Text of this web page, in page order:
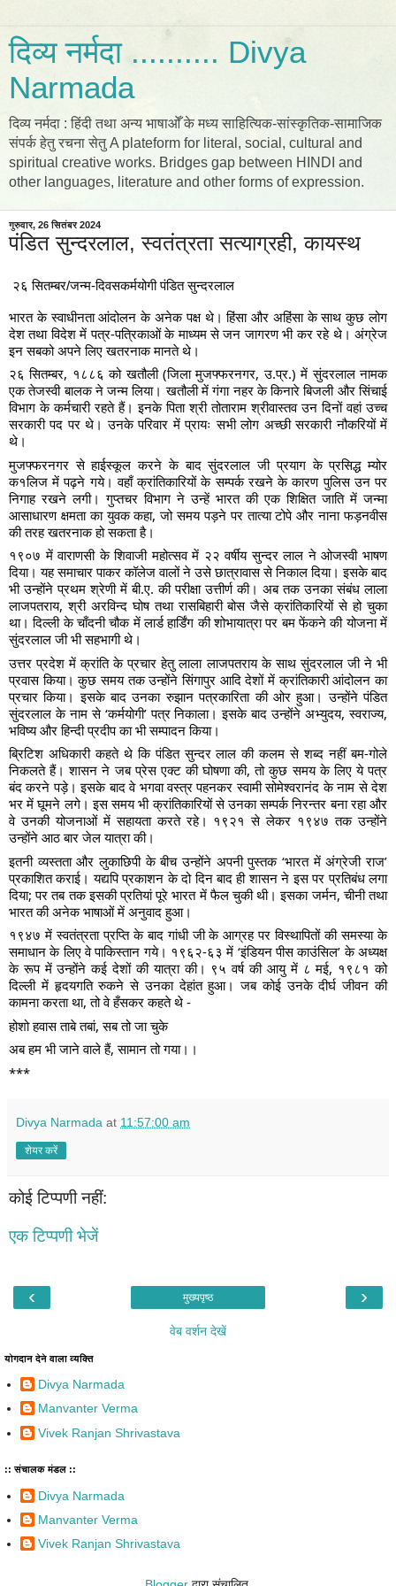
दिव्य नर्मदा .......... Divya
Narmada
दिव्य नर्मदा : हिंदी तथा अन्य भाषाओँ के मध्य साहित्यिक-सांस्कृतिक-सामाजिक
संपर्क हेतु रचना सेतु A plateform for literal, social, cultural and
spiritual creative works. Bridges gap between HINDI and
other languages, literature and other forms of expression.
गुरुवार, 26 सितंबर 2024
पंडित सुन्दरलाल, स्वतंत्रता सत्याग्रही, कायस्थ
२६ सितम्बर/जन्म-दिवसकर्मयोगी पंडित सुन्दरलाल
भारत के स्वाधीनता आंदोलन के अनेक पक्ष थे। हिंसा और अहिंसा के साथ कुछ लोग
देश तथा विदेश में पत्र-पत्रिकाओं के माध्यम से जन जागरण भी कर रहे थे। अंग्रेज
इन सबको अपने लिए खतरनाक मानते थे।
२६ सितम्बर, १८८६ को खतौली (जिला मुजफ्फरनगर, उ.प्र.) में सुंदरलाल नामक
एक तेजस्वी बालक ने जन्म लिया। खतौली में गंगा नहर के किनारे बिजली और सिंचाई
विभाग के कर्मचारी रहते हैं। इनके पिता श्री तोताराम श्रीवास्तव उन दिनों वहां उच्च
सरकारी पद पर थे। उनके परिवार में प्रायः सभी लोग अच्छी सरकारी नौकरियों में
थे।
मुजफ्फरनगर से हाईस्कूल करने के बाद सुंदरलाल जी प्रयाग के प्रसिद्ध म्योर
क१लिज में पढ़ने गये। वहाँ क्रांतिकारियों के सम्पर्क रखने के कारण पुलिस उन पर
निगाह रखने लगी। गुप्तचर विभाग ने उन्हें भारत की एक शिक्षित जाति में जन्मा
आसाधारण क्षमता का युवक कहा, जो समय पड़ने पर तात्या टोपे और नाना फड़नवीस
की तरह खतरनाक हो सकता है।
१९०७ में वाराणसी के शिवाजी महोत्सव में २२ वर्षीय सुन्दर लाल ने ओजस्वी भाषण
दिया। यह समाचार पाकर कॉलेज वालों ने उसे छात्रावास से निकाल दिया। इसके बाद
भी उन्होंने प्रथम श्रेणी में बी.ए. की परीक्षा उत्तीर्ण की। अब तक उनका संबंध लाला
लाजपतराय, श्री अरविन्द घोष तथा रासबिहारी बोस जैसे क्रांतिकारियों से हो चुका
था। दिल्ली के चाँदनी चौक में लार्ड हार्डिंग की शोभायात्रा पर बम फेंकने की योजना में
सुंदरलाल जी भी सहभागी थे।
उत्तर प्रदेश में क्रांति के प्रचार हेतु लाला लाजपतराय के साथ सुंदरलाल जी ने भी
प्रवास किया। कुछ समय तक उन्होंने सिंगापुर आदि देशों में क्रांतिकारी आंदोलन का
प्रचार किया। इसके बाद उनका रुझान पत्रकारिता की ओर हुआ। उन्होंने पंडित
सुंदरलाल के नाम से ‘कर्मयोगी’ पत्र निकाला। इसके बाद उन्होंने अभ्युदय, स्वराज्य,
भविष्य और हिन्दी प्रदीप का भी सम्पादन किया।
ब्रिटिश अधिकारी कहते थे कि पंडित सुन्दर लाल की कलम से शब्द नहीं बम-गोले
निकलते हैं। शासन ने जब प्रेस एक्ट की घोषणा की, तो कुछ समय के लिए ये पत्र
बंद करने पड़े। इसके बाद वे भगवा वस्त्र पहनकर स्वामी सोमेश्वरानंद के नाम से देश
भर में घूमने लगे। इस समय भी क्रांतिकारियों से उनका सम्पर्क निरन्तर बना रहा और
वे उनकी योजनाओं में सहायता करते रहे। १९२१ से लेकर १९४७ तक उन्होंने
उन्होंने आठ बार जेल यात्रा की।
इतनी व्यस्तता और लुकाछिपी के बीच उन्होंने अपनी पुस्तक ‘भारत में अंग्रेजी राज’
प्रकाशित कराई। यद्यपि प्रकाशन के दो दिन बाद ही शासन ने इस पर प्रतिबंध लगा
दिया; पर तब तक इसकी प्रतियां पूरे भारत में फैल चुकी थी। इसका जर्मन, चीनी तथा
भारत की अनेक भाषाओं में अनुवाद हुआ।
१९४७ में स्वतंत्रता प्रप्ति के बाद गांधी जी के आग्रह पर विस्थापितों की समस्या के
समाधान के लिए वे पाकिस्तान गये। १९६२-६३ में ‘इंडियन पीस काउंसिल’ के अध्यक्ष
के रूप में उन्होंने कई देशों की यात्रा की। ९५ वर्ष की आयु में ८ मई, १९८१ को
दिल्ली में हृदयगति रुकने से उनका देहांत हुआ। जब कोई उनके दीर्घ जीवन की
कामना करता था, तो वे हँसकर कहते थे -
होशो हवास ताबे तबां, सब तो जा चुके
अब हम भी जाने वाले हैं, सामान तो गया।।
***
Divya Narmada at 11:57:00 am
शेयर करें
कोई टिप्पणी नहीं:
एक टिप्पणी भेजें
‹ ›
मुख्यपृष्ठ
वेब वर्शन देखें
योगदान देने वाला व्यक्ति
Divya Narmada
Manvanter Verma
Vivek Ranjan Shrivastava
:: संचालक मंडल ::
Divya Narmada
Manvanter Verma
Vivek Ranjan Shrivastava